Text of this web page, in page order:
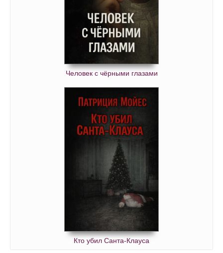
Человек с чёрными глазами
Кто убил Санта-Клауса